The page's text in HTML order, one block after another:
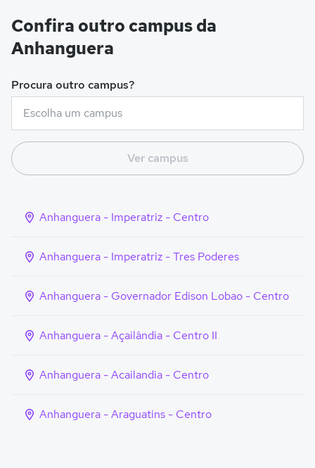
Confira outro campus da
Anhanguera
Procura outro campus?
Ver campus
Anhanguera - Imperatriz - Centro
Anhanguera - Imperatriz - Tres Poderes
Anhanguera - Governador Edison Lobao - Centro
Anhanguera - Açailândia - Centro II
Anhanguera - Acailandia - Centro
Anhanguera - Araguatins - Centro